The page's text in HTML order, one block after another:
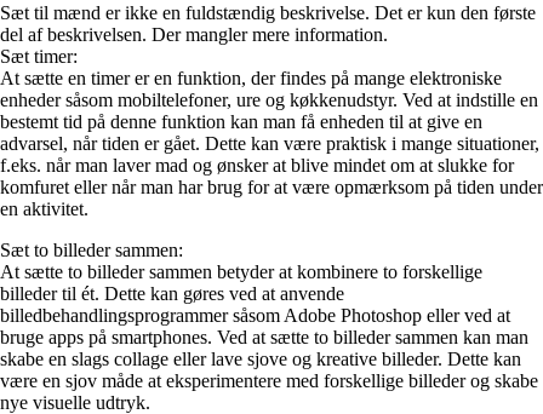
Sæt til mænd er ikke en fuldstændig beskrivelse. Det er kun den første
del af beskrivelsen. Der mangler mere information.
Sæt timer:
At sætte en timer er en funktion, der findes på mange elektroniske
enheder såsom mobiltelefoner, ure og køkkenudstyr. Ved at indstille en
bestemt tid på denne funktion kan man få enheden til at give en
advarsel, når tiden er gået. Dette kan være praktisk i mange situationer,
f.eks. når man laver mad og ønsker at blive mindet om at slukke for
komfuret eller når man har brug for at være opmærksom på tiden under
en aktivitet.
Sæt to billeder sammen:
At sætte to billeder sammen betyder at kombinere to forskellige
billeder til ét. Dette kan gøres ved at anvende
billedbehandlingsprogrammer såsom Adobe Photoshop eller ved at
bruge apps på smartphones. Ved at sætte to billeder sammen kan man
skabe en slags collage eller lave sjove og kreative billeder. Dette kan
være en sjov måde at eksperimentere med forskellige billeder og skabe
nye visuelle udtryk.